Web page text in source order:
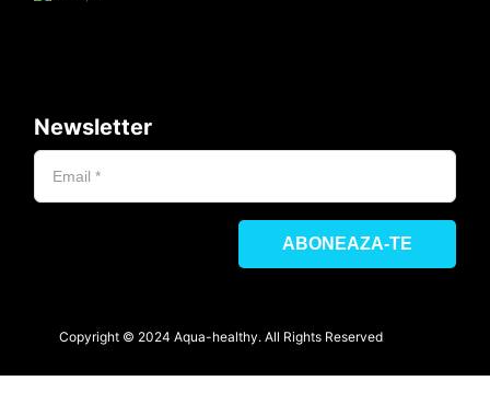
Newsletter
Copyright © 2024 Aqua-healthy. All Rights Reserved